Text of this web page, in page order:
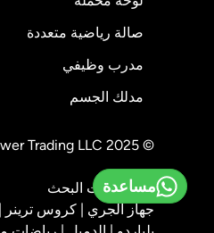
صالة رياضية متعددة
مدرب وظيفي
مدلك الجسم
© 2025 Fitness Power Trading LLC
أهم عمليات البحث
جهاز الجري | كروس ترينر |
مساعدة